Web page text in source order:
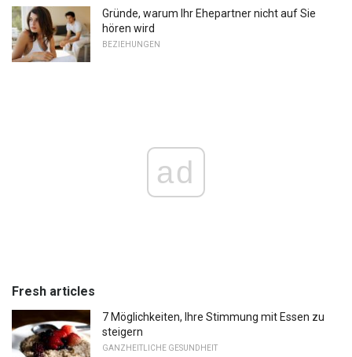
Gründe, warum Ihr Ehepartner nicht auf Sie
hören wird
BEZIEHUNGEN
ad
Fresh articles
7 Möglichkeiten, Ihre Stimmung mit Essen zu
steigern
GANZHEITLICHE GESUNDHEIT